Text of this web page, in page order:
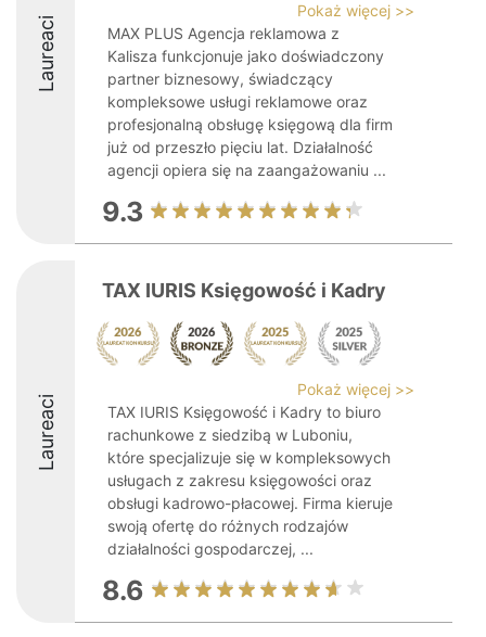
Laureaci
Pokaż więcej >>
MAX PLUS Agencja reklamowa z
Kalisza funkcjonuje jako doświadczony
partner biznesowy, świadczący
kompleksowe usługi reklamowe oraz
profesjonalną obsługę księgową dla firm
już od przeszło pięciu lat. Działalność
agencji opiera się na zaangażowaniu ...
9.3
Laureaci
TAX IURIS Księgowość i Kadry
Pokaż więcej >>
TAX IURIS Księgowość i Kadry to biuro
rachunkowe z siedzibą w Luboniu,
które specjalizuje się w kompleksowych
usługach z zakresu księgowości oraz
obsługi kadrowo-płacowej. Firma kieruje
swoją ofertę do różnych rodzajów
działalności gospodarczej, ...
8.6